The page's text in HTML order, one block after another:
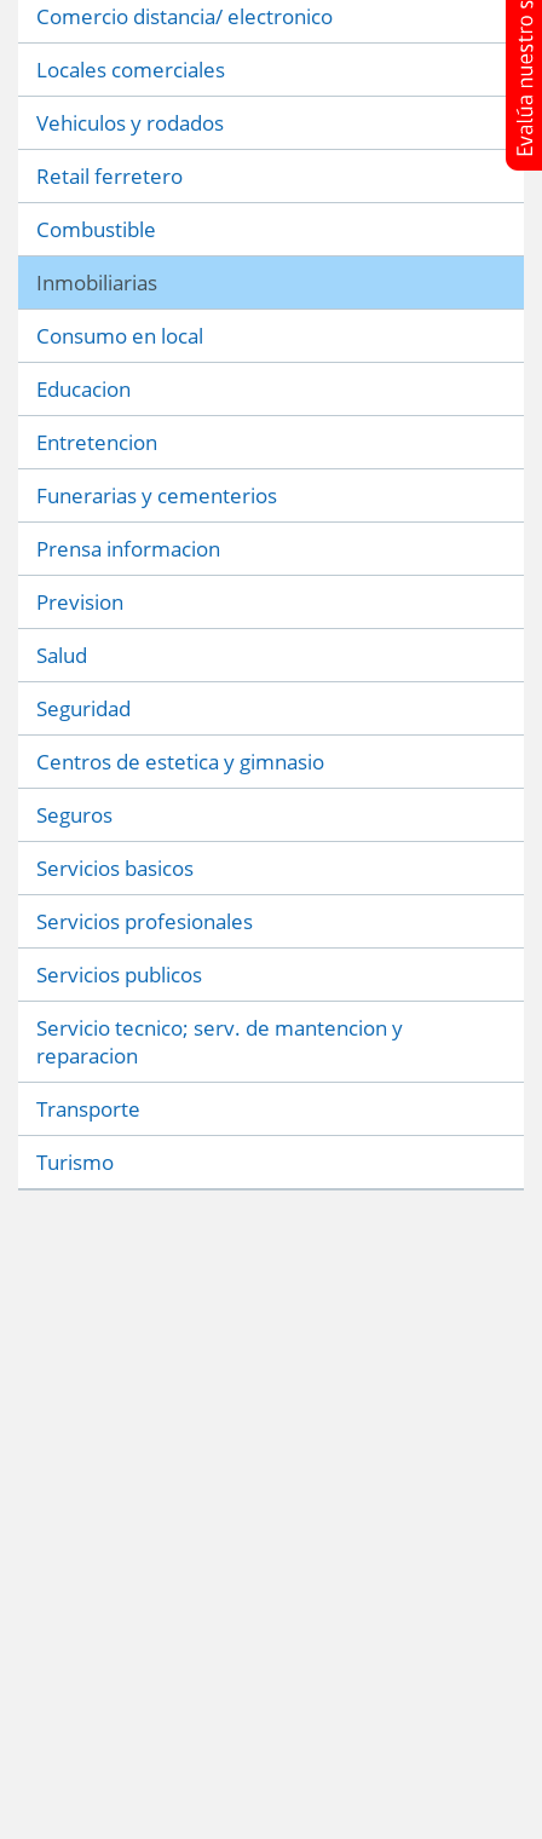
Comercio distancia/ electronico
Locales comerciales
Vehiculos y rodados
Retail ferretero
Combustible
Inmobiliarias
Consumo en local
Educacion
Entretencion
Funerarias y cementerios
Prensa informacion
Prevision
Salud
Seguridad
Centros de estetica y gimnasio
Seguros
Servicios basicos
Servicios profesionales
Servicios publicos
Servicio tecnico; serv. de mantencion y
reparacion
Transporte
Turismo